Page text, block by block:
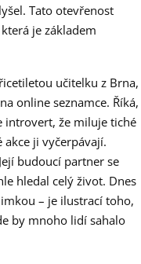
Tato otevřenost
je základem
učitelku z Brna,
online seznamce. Říká,
introvert, že miluje tiché
akce ji vyčerpávají.
budoucí partner se
hledal celý život. Dnes
– je ilustrací toho,
by mnoho lidí sahalo